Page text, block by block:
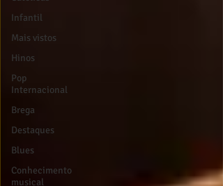
Infantil
Mais vistos
Hinos
Pop
Internacional
Brega
Destaques
Blues
Conhecimento
musical